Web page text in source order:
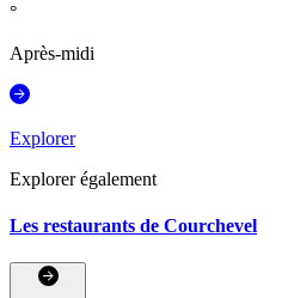
°
Après-midi
Explorer
Explorer également
Les restaurants de Courchevel